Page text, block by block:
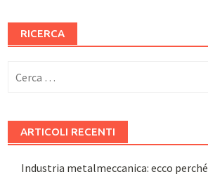
RICERCA
per:
ARTICOLI RECENTI
Industria metalmeccanica: ecco perché